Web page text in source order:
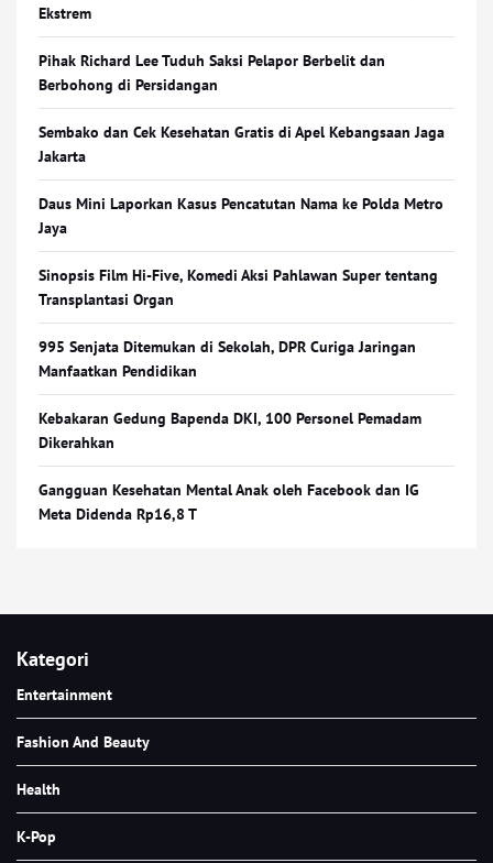
Ekstrem
Pihak Richard Lee Tuduh Saksi Pelapor Berbelit dan
Berbohong di Persidangan
Sembako dan Cek Kesehatan Gratis di Apel Kebangsaan Jaga
Jakarta
Daus Mini Laporkan Kasus Pencatutan Nama ke Polda Metro
Jaya
Sinopsis Film Hi-Five, Komedi Aksi Pahlawan Super tentang
Transplantasi Organ
995 Senjata Ditemukan di Sekolah, DPR Curiga Jaringan
Manfaatkan Pendidikan
Kebakaran Gedung Bapenda DKI, 100 Personel Pemadam
Dikerahkan
Gangguan Kesehatan Mental Anak oleh Facebook dan IG
Meta Didenda Rp16,8 T
Kategori
Entertainment
Fashion And Beauty
Health
K-Pop